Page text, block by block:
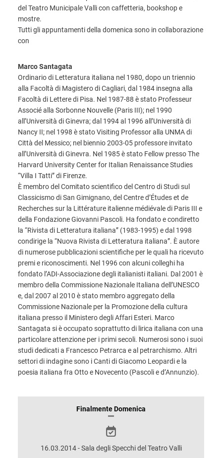
del Teatro Municipale Valli con caffetteria, bookshop e
mostre.
Tutti gli appuntamenti della domenica sono in collaborazione
con
Marco Santagata
Ordinario di Letteratura italiana nel 1980, dopo un triennio
alla Facoltà di Magistero di Cagliari, dal 1984 insegna alla
Facoltà di Lettere di Pisa. Nel 1987-88 è stato Professeur
Associé alla Sorbonne Nouvelle (Paris III); nel 1990
all’Università di Ginevra; dal 1994 al 1996 all’Università di
Nancy II; nel 1998 è stato Visiting Professor alla UNMA di
Città del Messico; nel biennio 2003-05 professore invitato
all’Università di Ginevra. Nel 1985 è stato Fellow presso The
Harvard University Center for Italian Renaissance Studies
“Villa I Tatti” di Firenze.
È membro del Comitato scientifico del Centro di Studi sul
Classicismo di San Gimignano, del Centre d’Études et de
Recherches sur la Littérature italienne médiévale di Paris III e
della Fondazione Giovanni Pascoli. Ha fondato e condiretto
la “Rivista di Letteratura italiana” (1983-1995) e dal 1998
condirige la “Nuova Rivista di Letteratura italiana”. È autore
di numerose pubblicazioni scientifiche per le quali ha ricevuto
premi e riconoscimenti. Nel 1996 con alcuni colleghi ha
fondato l’ADI-Associazione degli italianisti italiani. Dal 2001 è
membro della Commissione Nazionale Italiana dell’UNESCO
e, dal 2007 al 2010 è stato membro aggregato della
Commissione Nazionale per la Promozione della cultura
italiana presso il Ministero degli Affari Esteri. Marco
Santagata si è occupato soprattutto di lirica italiana con una
particolare attenzione per i primi secoli. Numerosi sono i suoi
studi dedicati a Francesco Petrarca e al petrarchismo. Altri
settori di indagine sono i Canti di Giacomo Leopardi e la
poesia italiana fra Otto e Novecento (Pascoli e d’Annunzio).
INFORMAZIONIFinalmente Domenica
16.03.2014 - Sala degli Specchi del Teatro Valli